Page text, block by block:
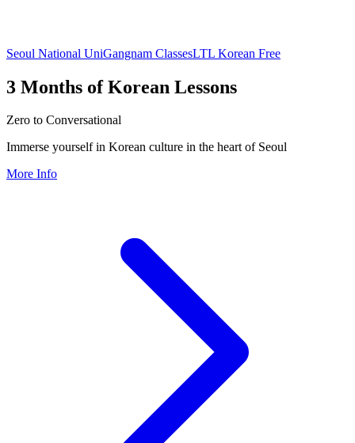
Seoul National UniGangnam ClassesLTL Korean Free
3 Months of Korean Lessons
Zero to Conversational
Immerse yourself in Korean culture in the heart of Seoul
More Info